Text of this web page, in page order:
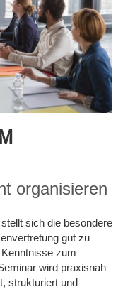
organisieren
sich die besondere
gut zu
zum
wird praxisnah
strukturiert und